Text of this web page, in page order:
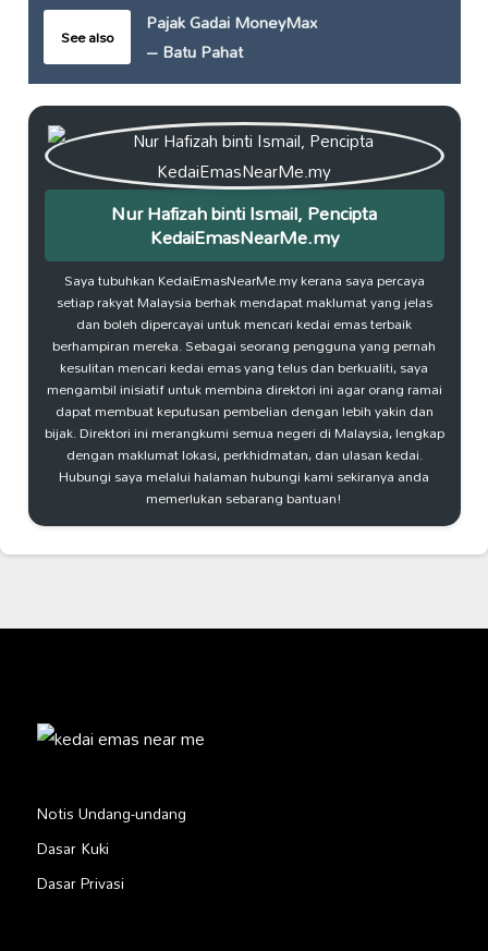
See also
Pajak Gadai MoneyMax
– Batu Pahat
Nur Hafizah binti Ismail, Pencipta
KedaiEmasNearMe.my
Saya tubuhkan KedaiEmasNearMe.my kerana saya percaya
setiap rakyat Malaysia berhak mendapat maklumat yang jelas
dan boleh dipercayai untuk mencari kedai emas terbaik
berhampiran mereka. Sebagai seorang pengguna yang pernah
kesulitan mencari kedai emas yang telus dan berkualiti, saya
mengambil inisiatif untuk membina direktori ini agar orang ramai
dapat membuat keputusan pembelian dengan lebih yakin dan
bijak. Direktori ini merangkumi semua negeri di Malaysia, lengkap
dengan maklumat lokasi, perkhidmatan, dan ulasan kedai.
Hubungi saya melalui halaman hubungi kami sekiranya anda
memerlukan sebarang bantuan!
Notis Undang-undang
Dasar Kuki
Dasar Privasi